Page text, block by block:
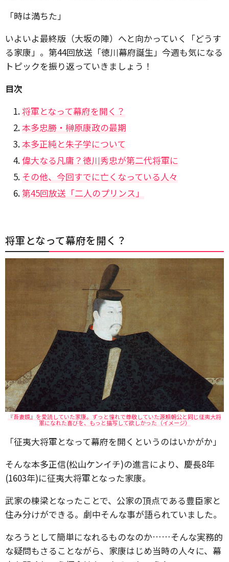
「時は満ちた」
いよいよ最終版（大坂の陣）へと向かっていく「どうす
る家康」。第44回放送「徳川幕府誕生」今週も気になる
トピックを振り返っていきましょう！
目次
将軍となって幕府を開く？
本多忠勝・榊原康政の最期
本多正純と朱子学について
偉大なる凡庸？徳川秀忠が第二代将軍に
その他、今回すでに亡くなっている人々
第45回放送「二人のプリンス」
将軍となって幕府を開く？
『吾妻鏡』を愛読していた家康。ずっと憧れで尊敬していた源頼朝公と同じ征夷大将
軍になれた喜びを、もっと描写して欲しかった（イメージ）
「征夷大将軍となって幕府を開くというのはいかがか」
そんな本多正信(松山ケンイチ)の進言により、慶長8年
(1603年)に征夷大将軍となった家康。
武家の棟梁となったことで、公家の頂点である豊臣家と
住み分けができる。劇中そんな事が語られていました。
なろうとして簡単になれるものなのか……そんな実務的
な疑問もさることながら、家康はじめ当時の人々に、幕